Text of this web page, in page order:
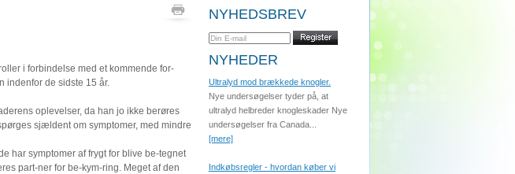
i forbindelse med et kommende for-
indenfor de sidste 15 år.
oplevelser, da han jo ikke berøres
sjældent om symptomer, med mindre
har symptomer af frygt for blive be-tegnet
part-ner for be-kym-ring. Meget af den
NYHEDSBREV
NYHEDER
Ultralyd mod brækkede knogler.
Nye undersøgelser tyder på, at
ultralyd helbreder knogleskader Nye
undersøgelser fra Canada...
[mere]
Indkøbsregler - hvordan køber vi